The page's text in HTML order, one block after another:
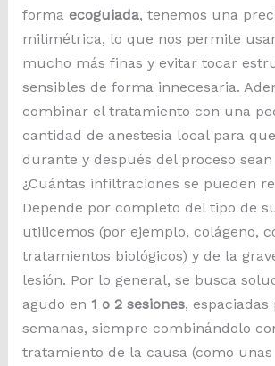
forma ecoguiada, tenemos una
milimétrica, lo que nos permite
mucho más finas y evitar tocar
sensibles de forma innecesaria.
combinar el tratamiento con una
cantidad de anestesia local para
durante y después del proceso
¿Cuántas infiltraciones se pueden
Depende por completo del tipo de
utilicemos (por ejemplo, colágeno,
tratamientos biológicos) y de la
lesión. Por lo general, se busca
agudo en 1 o 2 sesiones, espaciadas
semanas, siempre combinándolo
tratamiento de la causa (como